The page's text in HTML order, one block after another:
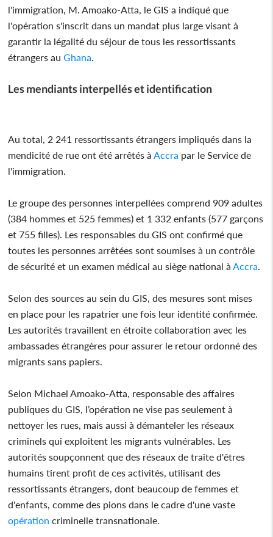
l'immigration, M. Amoako-Atta, le GIS a indiqué que
l'opération s'inscrit dans un mandat plus large visant à
garantir la légalité du séjour de tous les ressortissants
étrangers auGhana
Les mendiants interpellés et identification
Au total, 2 241 ressortissants étrangers impliqués dans la
mendicité de rue ont été arrêtés à Accra par le Service de
l'immigration.
Le groupe des personnes interpellées comprend 909 adultes
(384 hommes et 525 femmes) et 1 332 enfants (577 garçons
et 755 filles). Les responsables du GIS ont confirmé que
toutes les personnes arrêtées sont soumises à un contrôle
de sécurité et un examen médical au siège national à Accra
Selon des sources au sein du GIS, des mesures sont mises
en place pour les rapatrier une fois leur identité confirmée.
Les autorités travaillent en étroite collaboration avec les
ambassades étrangères pour assurer le retour ordonné des
migrants sans papiers.
Selon Michael Amoako-Atta, responsable des affaires
publiques du GIS, l’opération ne vise pas seulement à
nettoyer les rues, mais aussi à démanteler les réseaux
criminels qui exploitent les migrants vulnérables. Les
autorités soupçonnent que des réseaux de traite d'êtres
humains tirent profit de ces activités, utilisant des
ressortissants étrangers, dont beaucoup de femmes et
d'enfants, comme des pions dans le cadre d'une vaste
opération criminelle transnationale.